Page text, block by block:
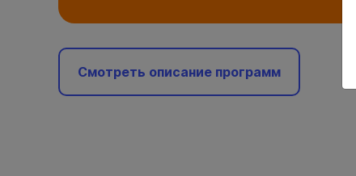
Смотреть описание программ